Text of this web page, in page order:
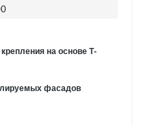
на основе Т-
фасадов